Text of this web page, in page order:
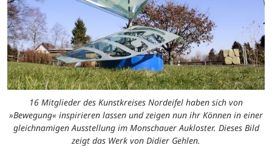
16 Mitglieder des Kunstkreises Nordeifel haben sich von
»Bewegung« inspirieren lassen und zeigen nun ihr Können in einer
gleichnamigen Ausstellung im Monschauer Aukloster. Dieses Bild
zeigt das Werk von Didier Gehlen.